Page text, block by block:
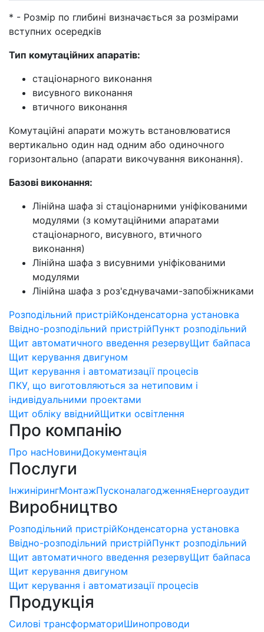
* - Розмір по глибині визначається за розмірами
вступних осередків
Тип комутаційних апаратів:
стаціонарного виконання
висувного виконання
втичного виконання
Комутаційні апарати можуть встановлюватися
вертикально один над одним або одиночного
горизонтально (апарати викочування виконання).
Базові виконання:
Лінійна шафа зі стаціонарними уніфікованими
модулями (з комутаційними апаратами
стаціонарного, висувного, втичного
виконання)
Лінійна шафа з висувними уніфікованими
модулями
Лінійна шафа з роз'єднувачами-запобіжниками
Розподільний пристрійКонденсаторна установка
Ввідно-розподільний пристрійПункт розподільний
Щит автоматичного введення резервуЩит байпаса
Щит керування двигуном
Щит керування і автоматизації процесів
ПКУ, що виготовляються за нетиповим і
індивідуальними проектами
Щит обліку ввіднийЩитки освітлення
Про компанію
Про насНовиниДокументація
Послуги
ІнжинірингМонтажПусконалагодженняЕнергоаудит
Виробництво
Розподільний пристрійКонденсаторна установка
Ввідно-розподільний пристрійПункт розподільний
Щит автоматичного введення резервуЩит байпаса
Щит керування двигуном
Щит керування і автоматизації процесів
Продукція
Силові трансформаториШинопроводи